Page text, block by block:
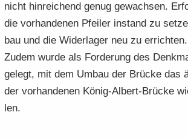
nicht hin­rei­chend genug ge­wach­sen.
die vor­han­de­nen Pfei­ler in­stand zu
bau und die Wi­der­la­ger neu zu er­rich­ten.
Zudem wurde als For­de­rung des
ge­legt, mit dem Umbau der Brü­cke das
der vor­han­de­nen König-​Albert-Brücke
len.